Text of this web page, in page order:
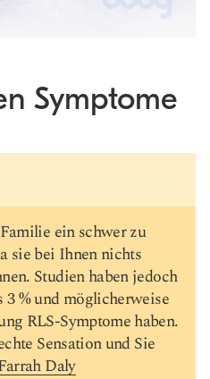
Symptome
ein schwer zu
sie bei Ihnen nichts
Studien haben jedoch
3 % und möglicherweise
RLS-Symptome haben.
Sensation und Sie
Daly